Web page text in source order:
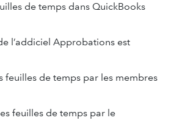
de temps dans QuickBooks
l’addiciel Approbations est
feuilles de temps par les membres
feuilles de temps par le